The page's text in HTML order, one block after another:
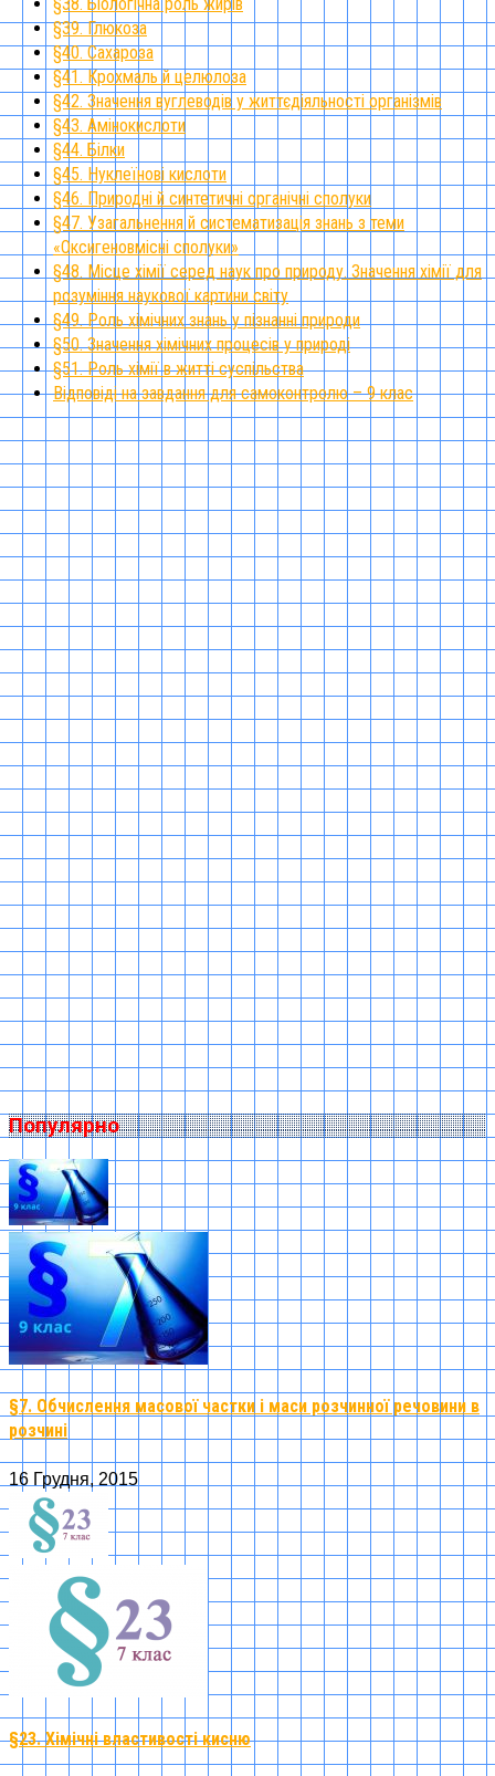
§39. Глюкоза
§40. Сахароза
§41. Крохмаль й целюлоза
§42. Значення вуглеводів у життєдіяльності організмів
§43. Амінокислоти
§44. Білки
§45. Нуклеїнові кислоти
§46. Природні й синтетичні органічні сполуки
§47. Узагальнення й систематизація знань з теми
«Оксигеновмісні сполуки»
§48. Місце хімії серед наук про природу. Значення хімії для
розуміння наукової картини світу
§49. Роль хімічних знань у пізнанні природи
§50. Значення хімічних процесів у природі
§51. Роль хімії в житті суспільства
Відповіді на завдання для самоконтролю – 9 клас
Популярно
§7. Обчислення масової частки і маси розчинної речовини в
розчині
16 Грудня, 2015
§23. Хімічні властивості кисню